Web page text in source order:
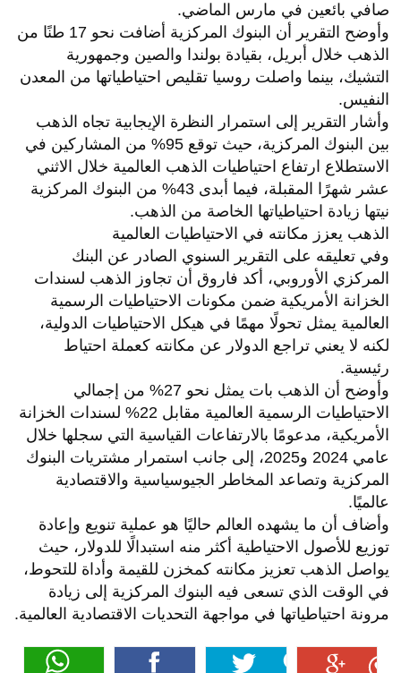
صافي بائعين في مارس الماضي.
وأوضح التقرير أن البنوك المركزية أضافت نحو 17 طنًا من
الذهب خلال أبريل، بقيادة بولندا والصين وجمهورية
التشيك، بينما واصلت روسيا تقليص احتياطياتها من المعدن
النفيس.
وأشار التقرير إلى استمرار النظرة الإيجابية تجاه الذهب
بين البنوك المركزية، حيث توقع 95% من المشاركين في
الاستطلاع ارتفاع احتياطيات الذهب العالمية خلال الاثني
عشر شهرًا المقبلة، فيما أبدى 43% من البنوك المركزية
نيتها زيادة احتياطياتها الخاصة من الذهب.
الذهب يعزز مكانته في الاحتياطيات العالمية
وفي تعليقه على التقرير السنوي الصادر عن البنك
المركزي الأوروبي، أكد فاروق أن تجاوز الذهب لسندات
الخزانة الأمريكية ضمن مكونات الاحتياطيات الرسمية
العالمية يمثل تحولًا مهمًا في هيكل الاحتياطيات الدولية،
لكنه لا يعني تراجع الدولار عن مكانته كعملة احتياط
رئيسية.
وأوضح أن الذهب بات يمثل نحو 27% من إجمالي
الاحتياطيات الرسمية العالمية مقابل 22% لسندات الخزانة
الأمريكية، مدعومًا بالارتفاعات القياسية التي سجلها خلال
عامي 2024 و2025، إلى جانب استمرار مشتريات البنوك
المركزية وتصاعد المخاطر الجيوسياسية والاقتصادية
عالميًا.
وأضاف أن ما يشهده العالم حاليًا هو عملية تنويع وإعادة
توزيع للأصول الاحتياطية أكثر منه استبدالًا للدولار، حيث
يواصل الذهب تعزيز مكانته كمخزن للقيمة وأداة للتحوط،
في الوقت الذي تسعى فيه البنوك المركزية إلى زيادة
مرونة احتياطياتها في مواجهة التحديات الاقتصادية العالمية.